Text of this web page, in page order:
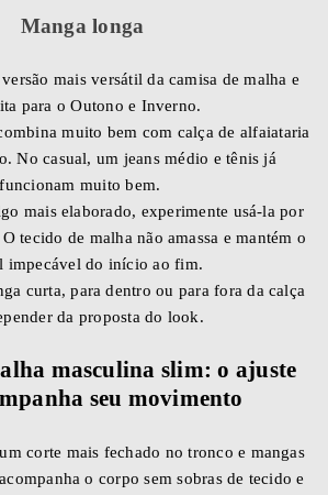
Manga longa
mais versátil da camisa de malha e
para o Outono e Inverno.
muito bem com calça de alfaiataria
No casual, um jeans médio e tênis já
funcionam muito bem.
mais elaborado, experimente usá-la por
tecido de malha não amassa e mantém o
impecável do início ao fim.
curta, para dentro ou para fora da calça
da proposta do look.
masculina slim: o ajuste
seu movimento
corte mais fechado no tronco e mangas
o corpo sem sobras de tecido e